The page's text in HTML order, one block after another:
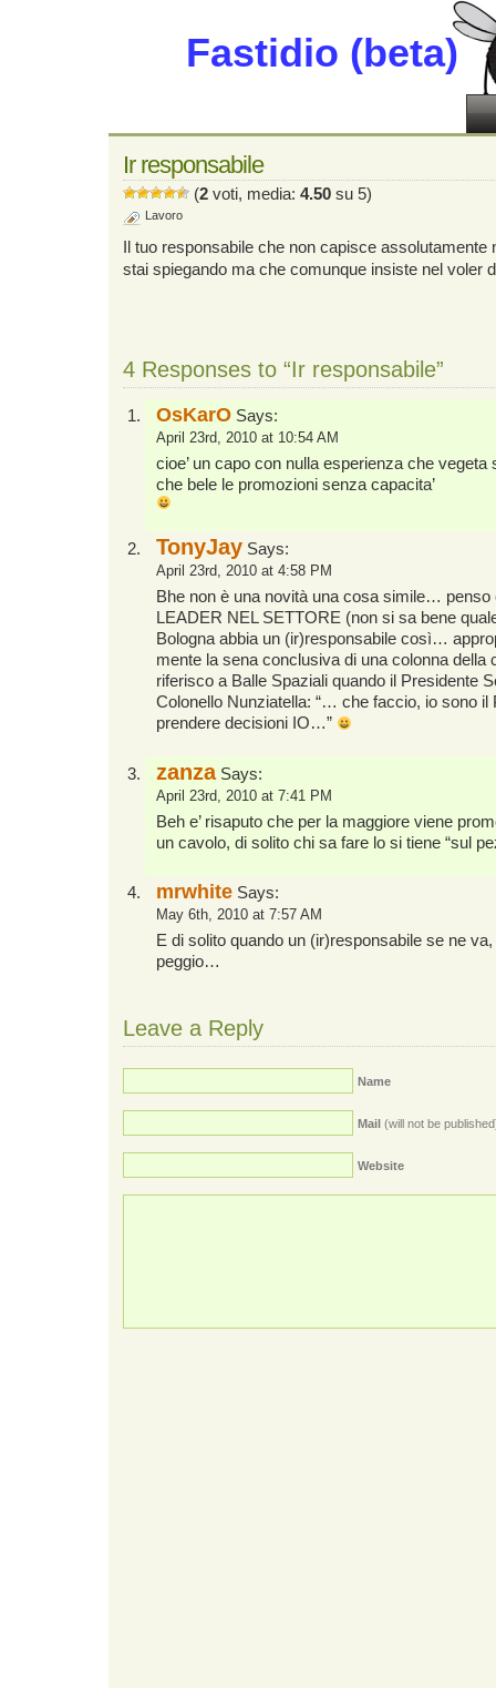
Fastidio (beta)
Ir responsabile
(2 voti, media: 4.50 su 5)
Lavoro
Il tuo responsabile che non capisce assolutamente
stai spiegando ma che comunque insiste nel voler
4 Responses to “Ir responsabile”
OsKarO Says:
April 23rd, 2010 at 10:54 AM
cioe’ un capo con nulla esperienza che
che bele le promozioni senza capacita’
TonyJay Says:
April 23rd, 2010 at 4:58 PM
Bhe non è una novità una cosa simile… penso
LEADER NEL SETTORE (non si sa bene
Bologna abbia un (ir)responsabile così…
mente la sena conclusiva di una colonna della
riferisco a Balle Spaziali quando il Presidente
Colonello Nunziatella: “… che faccio, io sono
prendere decisioni IO…”
zanzaSays:
April 23rd, 2010 at 7:41 PM
Beh e’ risaputo che per la maggiore viene
un cavolo, di solito chi sa fare lo si tiene “sul
mrwhite Says:
May 6th, 2010 at 7:57 AM
E di solito quando un (ir)responsabile se ne va,
peggio…
Leave a Reply
Name
Mail (will not be
Website